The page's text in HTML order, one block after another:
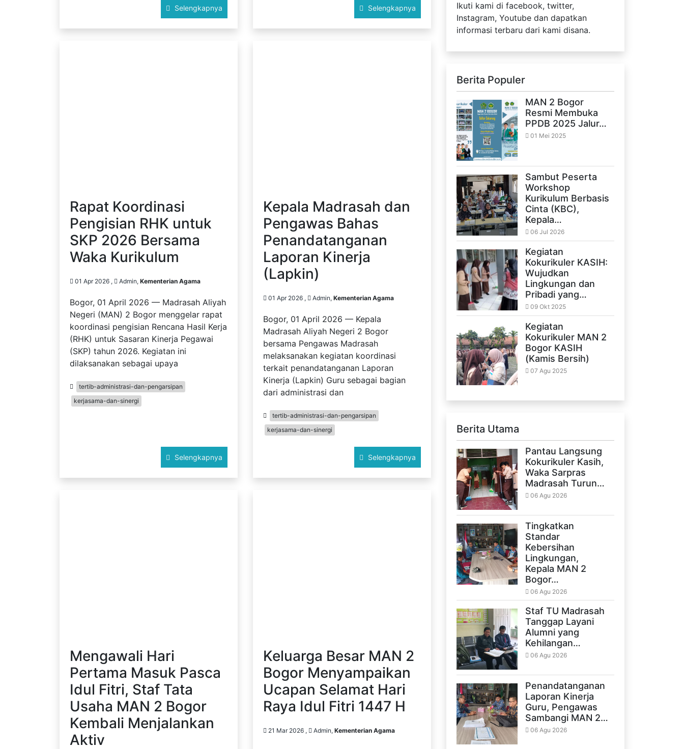
Selengkapnya Selengkapnya
Rapat Koordinasi
Pengisian RHK untuk
SKP 2026 Bersama
Waka Kurikulum
01 Apr 2026 , Admin, Kementerian Agama
Bogor, 01 April 2026 — Madrasah Aliyah
Negeri (MAN) 2 Bogor menggelar rapat
koordinasi pengisian Rencana Hasil Kerja
(RHK) untuk Sasaran Kinerja Pegawai
(SKP) tahun 2026. Kegiatan ini
dilaksanakan sebagai upaya
tertib-administrasi-dan-pengarsipan
kerjasama-dan-sinergi
Selengkapnya
Kepala Madrasah dan
Pengawas Bahas
Penandatanganan
Laporan Kinerja
(Lapkin)
01 Apr 2026 , Admin, Kementerian Agama
Bogor, 01 April 2026 — Kepala
Madrasah Aliyah Negeri 2 Bogor
bersama Pengawas Madrasah
melaksanakan kegiatan koordinasi
terkait penandatanganan Laporan
Kinerja (Lapkin) Guru sebagai bagian
dari administrasi dan
tertib-administrasi-dan-pengarsipan
kerjasama-dan-sinergi
Selengkapnya
Mengawali Hari
Pertama Masuk Pasca
Idul Fitri, Staf Tata
Usaha MAN 2 Bogor
Kembali Menjalankan
Aktiv
Keluarga Besar MAN 2
Bogor Menyampaikan
Ucapan Selamat Hari
Raya Idul Fitri 1447 H
21 Mar 2026 , Admin, Kementerian Agama
Ikuti kami di facebook, twitter,
Instagram, Youtube dan dapatkan
informasi terbaru dari kami disana.
Berita Populer
MAN 2 Bogor
Resmi Membuka
PPDB 2025 Jalur…
01 Mei 2025
Sambut Peserta
Workshop
Kurikulum Berbasis
Cinta (KBC),
Kepala…
06 Jul 2026
Kegiatan
Kokurikuler KASIH:
Wujudkan
Lingkungan dan
Pribadi yang…
09 Okt 2025
Kegiatan
Kokurikuler MAN 2
Bogor KASIH
(Kamis Bersih)
07 Agu 2025
Berita Utama
Pantau Langsung
Kokurikuler Kasih,
Waka Sarpras
Madrasah Turun…
06 Agu 2026
Tingkatkan
Standar
Kebersihan
Lingkungan,
Kepala MAN 2
Bogor…
06 Agu 2026
Staf TU Madrasah
Tanggap Layani
Alumni yang
Kehilangan…
06 Agu 2026
Penandatanganan
Laporan Kinerja
Guru, Pengawas
Sambangi MAN 2…
06 Agu 2026